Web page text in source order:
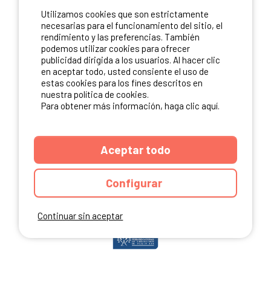
ME INSCRIBO
NUESTROS PARTNERS
Continuar sin aceptar
Utilizamos cookies que son estrictamente
necesarias para el funcionamiento del sitio, el
rendimiento y las preferencias. También
podemos utilizar cookies para ofrecer
publicidad dirigida a los usuarios. Al hacer clic
en aceptar todo, usted consiente el uso de
estas cookies para los fines descritos en
nuestra política de cookies.
Para obtener más información, haga clic aquí.
Aceptar todo
Configurar